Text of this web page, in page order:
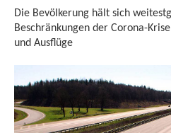
Die Bevölkerung hält sich
Beschränkungen der Corona-
und Ausflüge